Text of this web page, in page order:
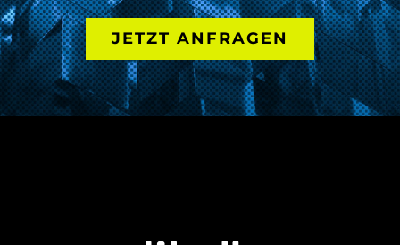
JETZT ANFRAGEN